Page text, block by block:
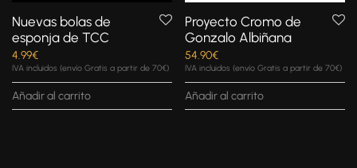
Nuevas bolas de
esponja de TCC
4.99€
IVA incluidos (envío Gratis a partir de 70€)
Añadir al carrito
Proyecto Cromo de
Gonzalo Albiñana
54.90€
IVA incluidos (envío Gratis a partir de 70€)
Añadir al carrito